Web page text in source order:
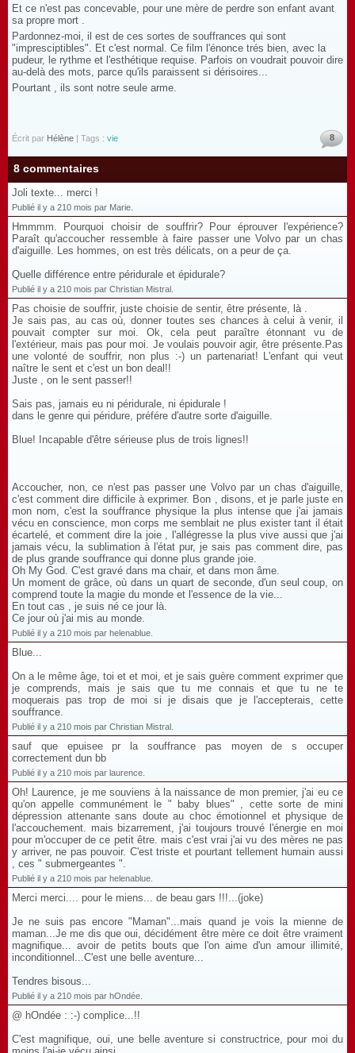
Et ce n'est pas concevable, pour une mère de perdre son enfant avant
sa propre mort .
Pardonnez-moi, il est de ces sortes de souffrances qui sont
"impresciptibles". Et c'est normal. Ce film l'énonce trés bien, avec la
pudeur, le rythme et l'esthétique requise. Parfois on voudrait pouvoir dire
au-delà des mots, parce qu'ils paraissent si dérisoires...
Pourtant , ils sont notre seule arme.
Écrit par Hélène | Tags : vie 8
8 commentaires
Joli texte... merci !
Publié il y a 210 mois par Marie.
Hmmmm. Pourquoi choisir de souffrir? Pour éprouver l'expérience?
Paraît qu'accoucher ressemble à faire passer une Volvo par un chas
d'aiguille. Les hommes, on est très délicats, on a peur de ça.
Quelle différence entre péridurale et épidurale?
Publié il y a 210 mois par Christian Mistral.
Pas choisie de souffrir, juste choisie de sentir, être présente, là .
Je sais pas, au cas où, donner toutes ses chances à celui à venir, il
pouvait compter sur moi. Ok, cela peut paraître étonnant vu de
l'extérieur, mais pas pour moi. Je voulais pouvoir agir, être présente.Pas
une volonté de souffrir, non plus :-) un partenariat! L'enfant qui veut
naître le sent et c'est un bon deal!!
Juste , on le sent passer!!
Sais pas, jamais eu ni péridurale, ni épidurale !
dans le genre qui péridure, préfére d'autre sorte d'aiguille.
Blue! Incapable d'être sérieuse plus de trois lignes!!
Accoucher, non, ce n'est pas passer une Volvo par un chas d'aiguille,
c'est comment dire difficile à exprimer. Bon , disons, et je parle juste en
mon nom, c'est la souffrance physique la plus intense que j'ai jamais
vécu en conscience, mon corps me semblait ne plus exister tant il était
écartelé, et comment dire la joie , l'allégresse la plus vive aussi que j'ai
jamais vécu, la sublimation à l'état pur, je sais pas comment dire, pas
de plus grande souffrance qui donne plus grande joie.
Oh My God. C'est gravé dans ma chair, et dans mon âme.
Un moment de grâce, où dans un quart de seconde, d'un seul coup, on
comprend toute la magie du monde et l'essence de la vie...
En tout cas , je suis né ce jour là.
Ce jour où j'ai mis au monde.
Publié il y a 210 mois par helenablue.
Blue...
On a le même âge, toi et et moi, et je sais guère comment exprimer que
je comprends, mais je sais que tu me connais et que tu ne te
moquerais pas trop de moi si je disais que je l'accepterais, cette
souffrance.
Publié il y a 210 mois par Christian Mistral.
sauf que epuisee pr la souffrance pas moyen de s occuper
correctement dun bb
Publié il y a 210 mois par laurence.
Oh! Laurence, je me souviens à la naissance de mon premier, j'ai eu ce
qu'on appelle communément le " baby blues" , cette sorte de mini
dépression attenante sans doute au choc émotionnel et physique de
l'accouchement. mais bizarrement, j'ai toujours trouvé l'énergie en moi
pour m'occuper de ce petit être. mais c'est vrai j'ai vu des mères ne pas
y arriver, ne pas pouvoir. C'est triste et pourtant tellement humain aussi
, ces " submergeantes ".
Publié il y a 210 mois par helenablue.
Merci merci.... pour le miens... de beau gars !!!...(joke)
Je ne suis pas encore "Maman"...mais quand je vois la mienne de
maman...Je me dis que oui, décidément être mère ce doit être vraiment
magnifique... avoir de petits bouts que l'on aime d'un amour illimité,
inconditionnel...C'est une belle aventure...
Tendres bisous...
Publié il y a 210 mois par hOndée.
@ hOndée : :-) complice...!!
C'est magnifique, oui, une belle aventure si constructrice, pour moi du